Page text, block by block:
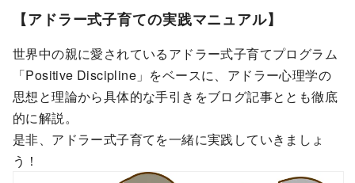
【アドラー式子育ての実践マニュアル】
世界中の親に愛されているアドラー式子育てプログラム
「Positive Discipline」をベースに、アドラー心理学の
思想と理論から具体的な手引きをブログ記事ととも徹底
的に解説。
是非、アドラー式子育てを一緒に実践していきましょ
う！